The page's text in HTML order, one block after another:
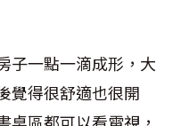
子一點一滴成形，大
覺得很舒適也很開
桌區都可以看電視，